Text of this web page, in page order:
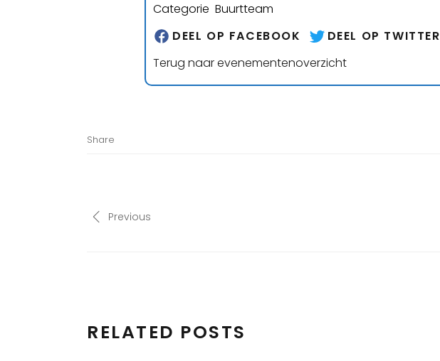
Categorie Buurtteam
DEEL OP FACEBOOK
DEEL OP TWITTER
Terug naar evenementenoverzicht
Share
Previous
RELATED POSTS